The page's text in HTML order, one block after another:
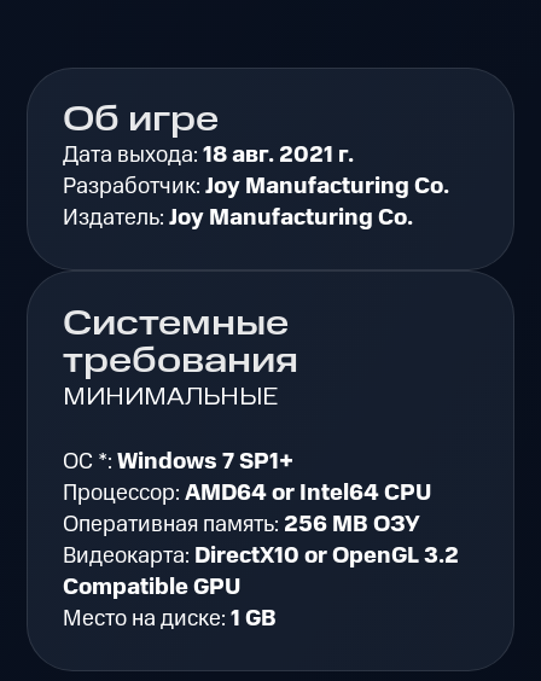
Об игре
Дата выхода:18 авг. 2021 г.
Разработчик:Joy Manufacturing Co.
Издатель:Joy Manufacturing Co.
Системные
требования
МИНИМАЛЬНЫЕ
ОС *:Windows 7 SP1+
Процессор:AMD64 or Intel64 CPU
Оперативная память: 256 MB ОЗУ
Видеокарта: DirectX10 or OpenGL 3.2
Compatible GPU
Место на диске:1 GB